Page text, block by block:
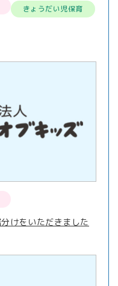
きょうだい児保育
けをいただきました